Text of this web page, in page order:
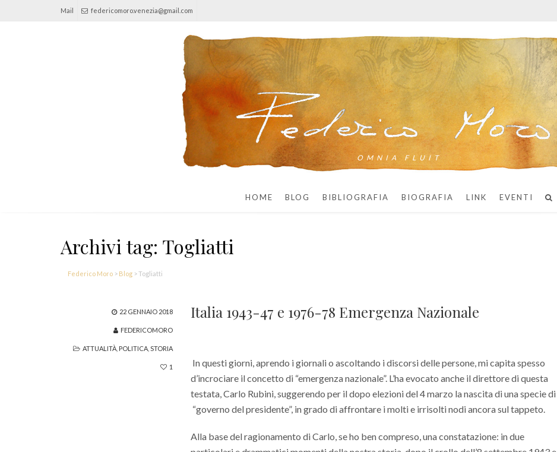
Mail federicomoro.venezia@gmail.com
OMNIA FLUIT
HOME BLOG BIBLIOGRAFIA BIOGRAFIA LINK EVENTI
Archivi tag: Togliatti
Federico Moro > Blog >Togliatti
22 GENNAIO 2018
FEDERICOMORO
ATTUALITÀ POLITICA ,STORIA
1
Italia 1943-47 e 1976-78 Emergenza Nazionale
In questi giorni, aprendo i giornali o ascoltando i discorsi delle persone, mi capita spesso
d’incrociare il concetto di “emergenza nazionale”. L’ha evocato anche il direttore di questa
testata, Carlo Rubini, suggerendo per il dopo elezioni del 4 marzo la nascita di una specie di
“governo del presidente”, in grado di affrontare i molti e irrisolti nodi ancora sul tappeto.
Alla base del ragionamento di Carlo, se ho ben compreso, una constatazione: in due